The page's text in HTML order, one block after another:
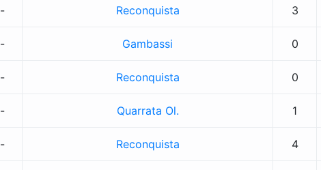
- Reconquista 3
- Gambassi 0
- Reconquista 0
- Quarrata Ol. 1
- Reconquista 4